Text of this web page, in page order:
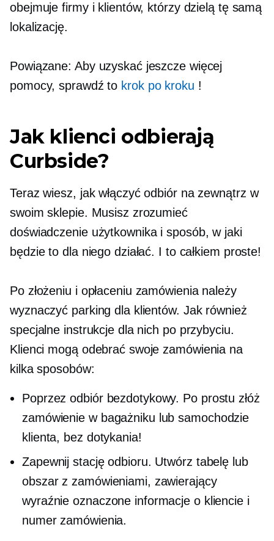
obejmuje firmy i klientów, którzy dzielą tę samą
lokalizację.
Powiązane: Aby uzyskać jeszcze więcej
pomocy, sprawdź to krok po kroku !
Jak klienci odbierają
Curbside?
Teraz wiesz, jak włączyć odbiór na zewnątrz w
swoim sklepie. Musisz zrozumieć
doświadczenie użytkownika i sposób, w jaki
będzie to dla niego działać. I to całkiem proste!
Po złożeniu i opłaceniu zamówienia należy
wyznaczyć parking dla klientów. Jak również
specjalne instrukcje dla nich po przybyciu.
Klienci mogą odebrać swoje zamówienia na
kilka sposobów:
Poprzez odbiór bezdotykowy. Po prostu złóż
zamówienie w bagażniku lub samochodzie
klienta, bez dotykania!
Zapewnij stację odbioru. Utwórz tabelę lub
obszar z zamówieniami, zawierający
wyraźnie oznaczone informacje o kliencie i
numer zamówienia.